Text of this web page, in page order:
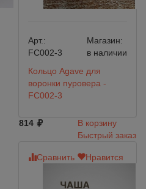
Арт.:
FC002-3
Магазин:
в наличии
Кольцо Agave для
воронки пуровера -
FC002-3
814
В корзину
Быстрый заказ
Сравнить Нравится